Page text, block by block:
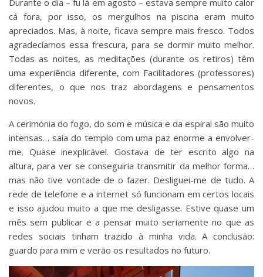
Durante o dia – fu lá em agosto – estava sempre muito calor
cá fora, por isso, os mergulhos na piscina eram muito
apreciados. Mas, à noite, ficava sempre mais fresco. Todos
agradecíamos essa frescura, para se dormir muito melhor.
Todas as noites, as meditações (durante os retiros) têm
uma experiência diferente, com Facilitadores (professores)
diferentes, o que nos traz abordagens e pensamentos
novos.
A cerimónia do fogo, do som e música e da espiral são muito
intensas… saía do templo com uma paz enorme a envolver-
me. Quase inexplicável. Gostava de ter escrito algo na
altura, para ver se conseguiria transmitir da melhor forma…
mas não tive vontade de o fazer. Desliguei-me de tudo. A
rede de telefone e a internet só funcionam em certos locais
e isso ajudou muito a que me desligasse. Estive quase um
mês sem publicar e a pensar muito seriamente no que as
redes sociais tinham trazido à minha vida. A conclusão:
guardo para mim e verão os resultados no futuro.